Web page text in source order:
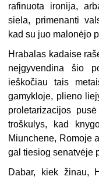
rafinuota ironija,
siela, primenanti
kad su juo malonėjo
Hrabalas kadaise
neįgyvendina šio
ieškočiau tais
gamykloje, plieno
proletarizacijos
troškulys, kad
Miunchene, Romoje
gal tiesiog senatvėje
Dabar, kiek žinau,